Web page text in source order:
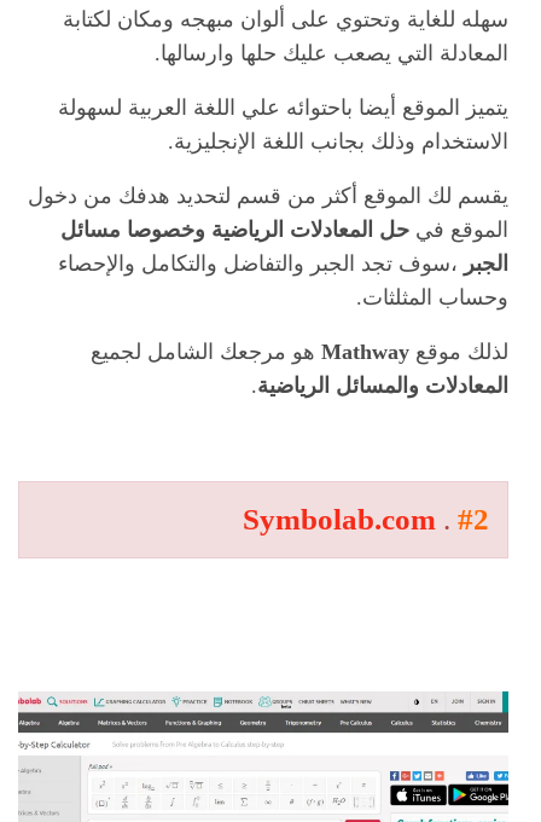
سهله للغاية وتحتوي على ألوان مبهجه ومكان لكتابة
المعادلة التي يصعب عليك حلها وارسالها.
يتميز الموقع أيضا باحتوائه علي اللغة العربية لسهولة
الاستخدام وذلك بجانب اللغة الإنجليزية.
يقسم لك الموقع أكثر من قسم لتحديد هدفك من دخول
الموقع في حل المعادلات الرياضية وخصوصا مسائل
الجبر ،سوف تجد الجبر والتفاضل والتكامل والإحصاء
وحساب المثلثات.
لذلك موقع Mathway هو مرجعك الشامل لجميع
المعادلات والمسائل الرياضية.
#2
.
Symbolab.com